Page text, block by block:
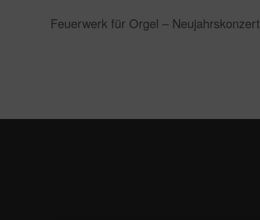
Feuerwerk für Orgel – Neujahrskonzert